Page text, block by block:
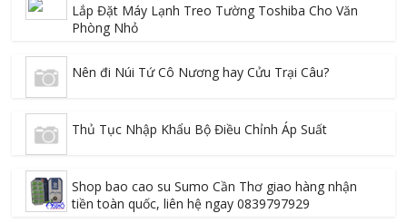
Lắp Đặt Máy Lạnh Treo Tường Toshiba Cho Văn
Phòng Nhỏ
Nên đi Núi Tứ Cô Nương hay Cửu Trại Câu?
Thủ Tục Nhập Khẩu Bộ Điều Chỉnh Áp Suất
Shop bao cao su Sumo Cần Thơ giao hàng nhận
tiền toàn quốc, liên hệ ngay 0839797929